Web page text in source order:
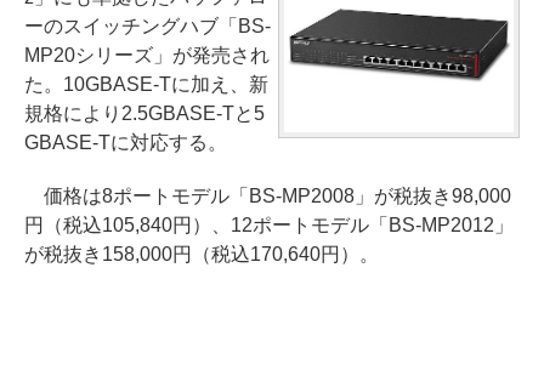
ーのスイッチングハブ「BS-
MP20シリーズ」が発売され
た。10GBASE-Tに加え、新
規格により2.5GBASE-Tと5
GBASE-Tに対応する。
価格は8ポートモデル「BS-MP2008」が税抜き98,000
円（税込105,840円）、12ポートモデル「BS-MP2012」
が税抜き158,000円（税込170,640円）。